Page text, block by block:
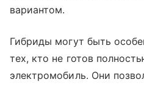
вариантом.
Гибриды могут быть
тех, кто не готов
электромобиль. Они